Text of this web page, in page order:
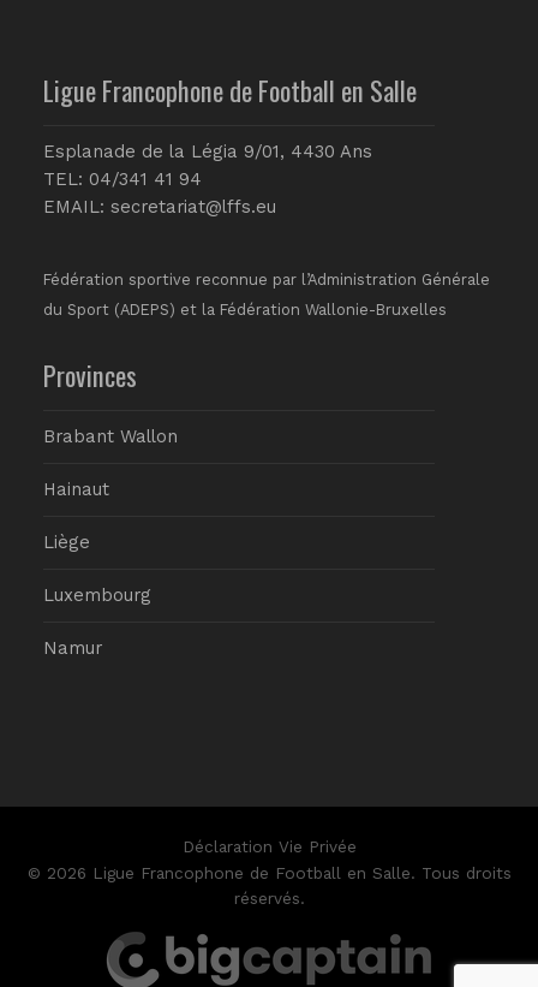
Ligue Francophone de Football en Salle
Esplanade de la Légia 9/01, 4430 Ans
TEL: 04/341 41 94
EMAIL: secretariat@lffs.eu
Fédération sportive reconnue par l’Administration Générale
du Sport (ADEPS) et la Fédération Wallonie-Bruxelles
Provinces
Brabant Wallon
Hainaut
Liège
Luxembourg
Namur
Déclaration Vie Privée
© 2026 Ligue Francophone de Football en Salle. Tous droits
réservés.